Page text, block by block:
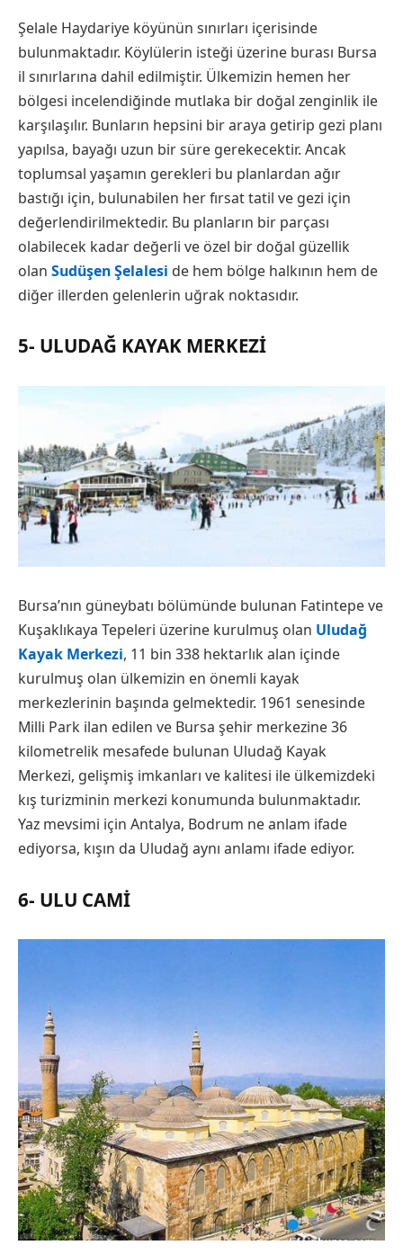
Şelale Haydariye köyünün sınırları içerisinde
bulunmaktadır. Köylülerin isteği üzerine burası Bursa
il sınırlarına dahil edilmiştir. Ülkemizin hemen her
bölgesi incelendiğinde mutlaka bir doğal zenginlik ile
karşılaşılır. Bunların hepsini bir araya getirip gezi planı
yapılsa, bayağı uzun bir süre gerekecektir. Ancak
toplumsal yaşamın gerekleri bu planlardan ağır
bastığı için, bulunabilen her fırsat tatil ve gezi için
değerlendirilmektedir. Bu planların bir parçası
olabilecek kadar değerli ve özel bir doğal güzellik
olan Sudüşen Şelalesi de hem bölge halkının hem de
diğer illerden gelenlerin uğrak noktasıdır.
5- ULUDAĞ KAYAK MERKEZI
Bursa’nın güneybatı bölümünde bulunan Fatintepe ve
Kuşaklıkaya Tepeleri üzerine kurulmuş olan Uludağ
Kayak Merkezi, 11 bin 338 hektarlık alan içinde
kurulmuş olan ülkemizin en önemli kayak
merkezlerinin başında gelmektedir. 1961 senesinde
Milli Park ilan edilen ve Bursa şehir merkezine 36
kilometrelik mesafede bulunan Uludağ Kayak
Merkezi, gelişmiş imkanları ve kalitesi ile ülkemizdeki
kış turizminin merkezi konumunda bulunmaktadır.
Yaz mevsimi için Antalya, Bodrum ne anlam ifade
ediyorsa, kışın da Uludağ aynı anlamı ifade ediyor.
6- ULU CAMI